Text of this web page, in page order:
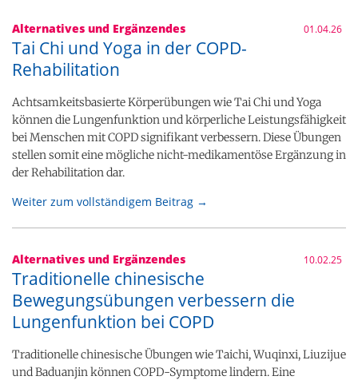
Alternatives und Ergänzendes 01.04.26
Tai Chi und Yoga in der COPD-
Rehabilitation
Achtsamkeitsbasierte Körperübungen wie Tai Chi und Yoga
können die Lungenfunktion und körperliche Leistungsfähigkeit
bei Menschen mit COPD signifikant verbessern. Diese Übungen
stellen somit eine mögliche nicht-medikamentöse Ergänzung in
der Rehabilitation dar.
Weiter zum vollständigem Beitrag →
Alternatives und Ergänzendes 10.02.25
Traditionelle chinesische
Bewegungsübungen verbessern die
Lungenfunktion bei COPD
Traditionelle chinesische Übungen wie Taichi, Wuqinxi, Liuzijue
und Baduanjin können COPD-Symptome lindern. Eine